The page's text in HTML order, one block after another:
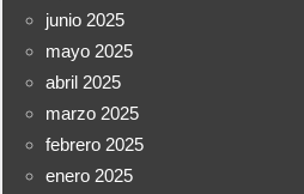
junio 2025
mayo 2025
abril 2025
marzo 2025
febrero 2025
enero 2025